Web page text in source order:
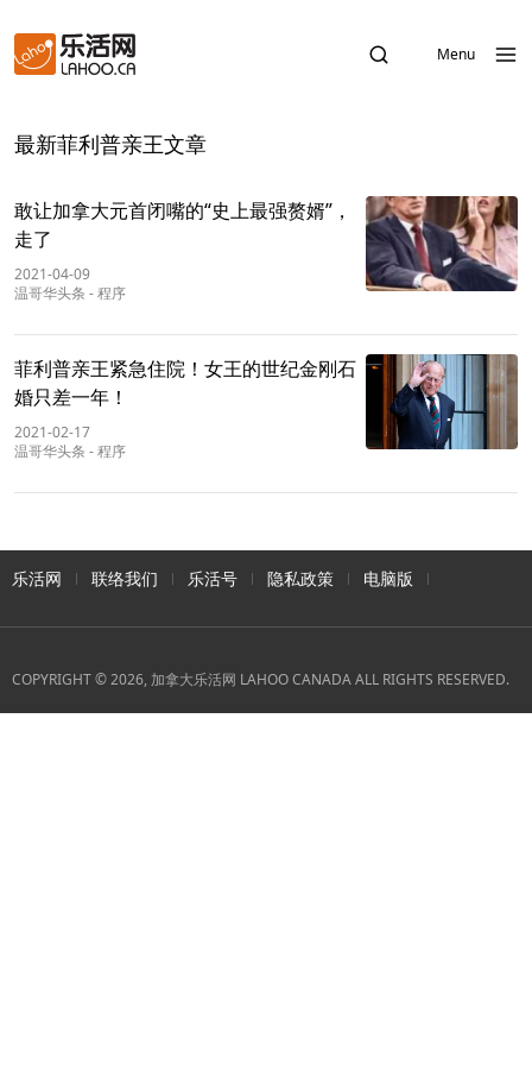
Menu
最新菲利普亲王文章
敢让加拿大元首闭嘴的“史上最强赘婿”，
走了
2021-04-09
温哥华头条 -程序
菲利普亲王紧急住院！女王的世纪金刚石
婚只差一年！
2021-02-17
温哥华头条 -程序
乐活网 联络我们 乐活号 隐私政策 电脑版
COPYRIGHT © 2026, 加拿大乐活网 LAHOO CANADA ALL RIGHTS RESERVED.